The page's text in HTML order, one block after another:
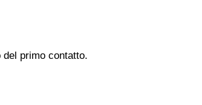
primo contatto.